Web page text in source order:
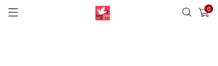
0
已加入購物車 查看